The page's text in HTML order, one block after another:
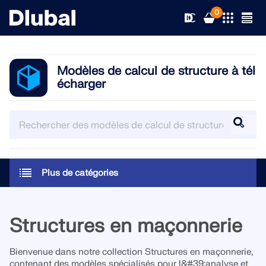
0
Solutions
Secteurs d’activités
Champs d'application
Services en ligne
Produits
RFEM 6
En savoir plus
Support technique
Formations
Service
Nouveautés
Formations
Ressources
Télécharger la version complète
Formation
Modèles de calcul de structure à tél
écharger
Plus de catégories
Structures en maçonnerie
Bienvenue dans notre collection Structures en maçonnerie,